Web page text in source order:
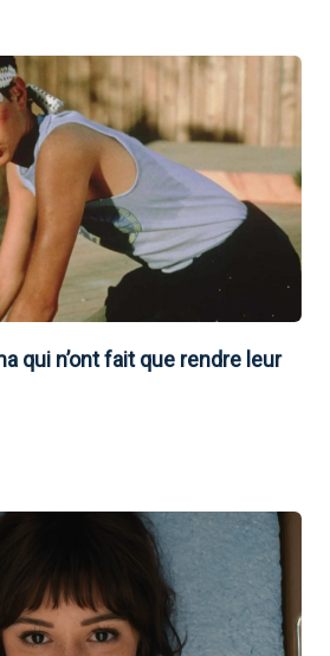
qui n’ont fait que rendre leur